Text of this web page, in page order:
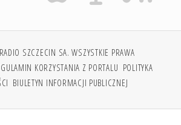
SZCZECIN SA. WSZYSTKIE PRAWA
KORZYSTANIA Z PORTALU POLITYKA
BIULETYN INFORMACJI PUBLICZNEJ